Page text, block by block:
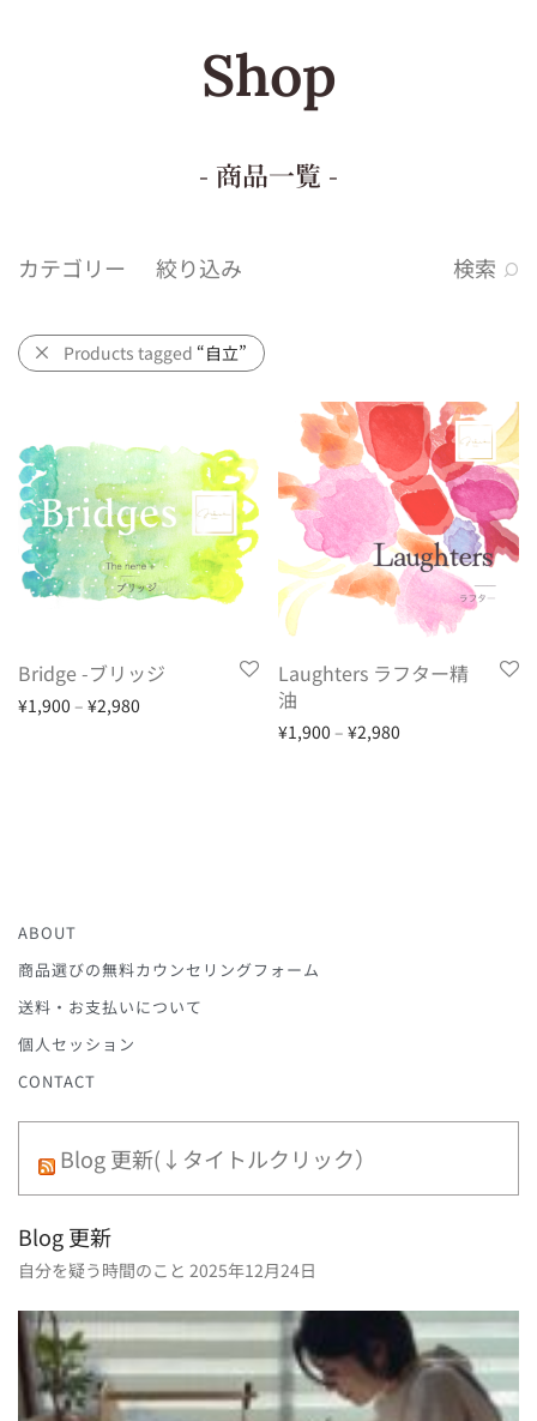
Shop
- 商品一覧 -
カテゴリー 絞り込み 検索
Products tagged “自立”
Bridge -ブリッジ
¥1,900 – ¥2,980
Laughters ラフター精
油
¥1,900 – ¥2,980
ABOUT
商品選びの無料カウンセリングフォーム
送料・お支払いについて
個人セッション
CONTACT
Blog 更新(↓タイトルクリック）
Blog 更新
自分を疑う時間のこと 2025年12月24日